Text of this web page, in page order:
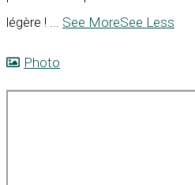
légère !
See MoreSee Less
Photo